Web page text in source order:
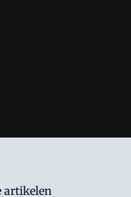
Lees in
van deze site zijn de
artikelen